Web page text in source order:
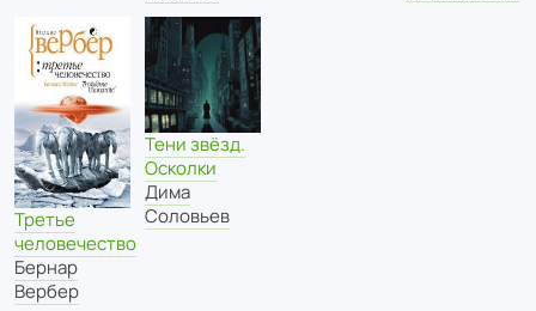
Третье
человечество
Бернар
Вербер
Тени звёзд.
Осколки
Дима
Соловьев